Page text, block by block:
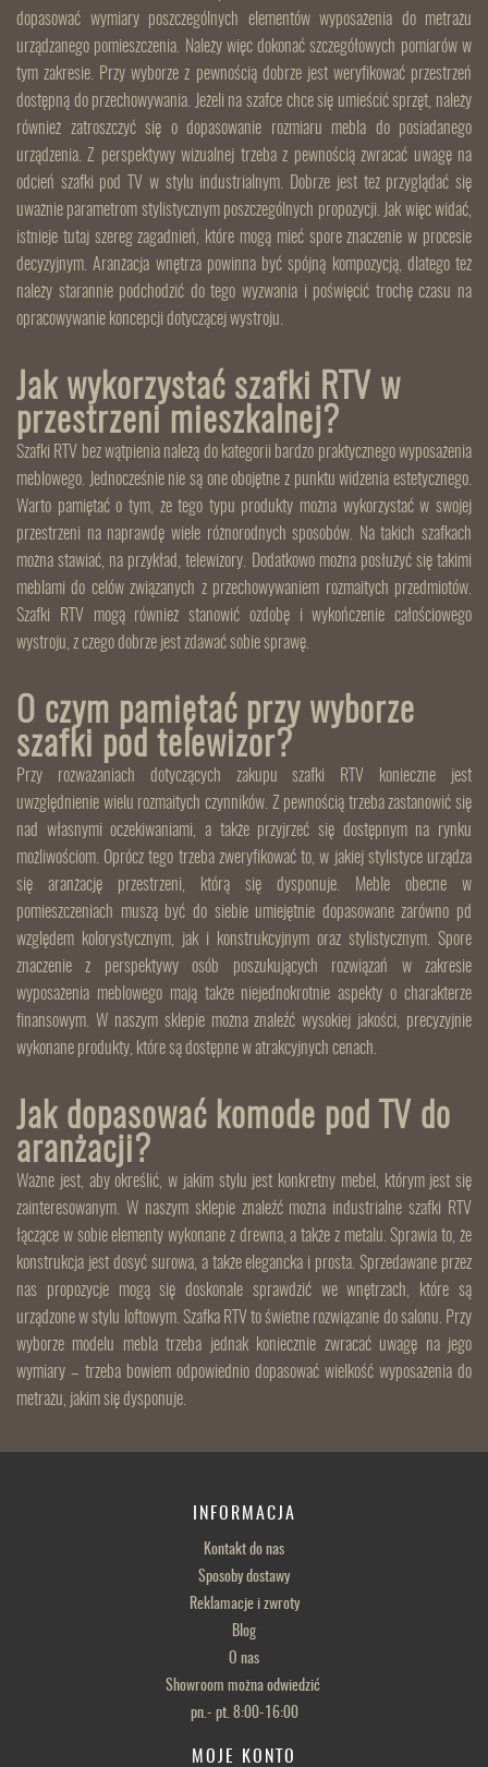
dopasować wymiary poszczególnych elementów wyposażenia do metrażu
urządzanego pomieszczenia. Należy więc dokonać szczegółowych pomiarów w
tym zakresie. Przy wyborze z pewnością dobrze jest weryfikować przestrzeń
dostępną do przechowywania. Jeżeli na szafce chce się umieścić sprzęt, należy
również zatroszczyć się o dopasowanie rozmiaru mebla do posiadanego
urządzenia. Z perspektywy wizualnej trzeba z pewnością zwracać uwagę na
odcień szafki pod TV w stylu industrialnym. Dobrze jest też przyglądać się
uważnie parametrom stylistycznym poszczególnych propozycji. Jak więc widać,
istnieje tutaj szereg zagadnień, które mogą mieć spore znaczenie w procesie
decyzyjnym. Aranżacja wnętrza powinna być spójną kompozycją, dlatego też
należy starannie podchodzić do tego wyzwania i poświęcić trochę czasu na
opracowywanie koncepcji dotyczącej wystroju.
Jak wykorzystać szafki RTV w
przestrzeni mieszkalnej?
Szafki RTV bez wątpienia należą do kategorii bardzo praktycznego wyposażenia
meblowego. Jednocześnie nie są one obojętne z punktu widzenia estetycznego.
Warto pamiętać o tym, że tego typu produkty można wykorzystać w swojej
przestrzeni na naprawdę wiele różnorodnych sposobów. Na takich szafkach
można stawiać, na przykład, telewizory. Dodatkowo można posłużyć się takimi
meblami do celów związanych z przechowywaniem rozmaitych przedmiotów.
Szafki RTV mogą również stanowić ozdobę i wykończenie całościowego
wystroju, z czego dobrze jest zdawać sobie sprawę.
O czym pamiętać przy wyborze
szafki pod telewizor?
Przy rozważaniach dotyczących zakupu szafki RTV konieczne jest
uwzględnienie wielu rozmaitych czynników. Z pewnością trzeba zastanowić się
nad własnymi oczekiwaniami, a także przyjrzeć się dostępnym na rynku
możliwościom. Oprócz tego trzeba zweryfikować to, w jakiej stylistyce urządza
się aranżację przestrzeni, którą się dysponuje. Meble obecne w
pomieszczeniach muszą być do siebie umiejętnie dopasowane zarówno pd
względem kolorystycznym, jak i konstrukcyjnym oraz stylistycznym. Spore
znaczenie z perspektywy osób poszukujących rozwiązań w zakresie
wyposażenia meblowego mają także niejednokrotnie aspekty o charakterze
finansowym. W naszym sklepie można znaleźć wysokiej jakości, precyzyjnie
wykonane produkty, które są dostępne w atrakcyjnych cenach.
Jak dopasować komode pod TV do
aranżacji?
Ważne jest, aby określić, w jakim stylu jest konkretny mebel, którym jest się
zainteresowanym. W naszym sklepie znaleźć można industrialne szafki RTV
łączące w sobie elementy wykonane z drewna, a także z metalu. Sprawia to, że
konstrukcja jest dosyć surowa, a także elegancka i prosta. Sprzedawane przez
nas propozycje mogą się doskonale sprawdzić we wnętrzach, które są
urządzone w stylu loftowym. Szafka RTV to świetne rozwiązanie do salonu. Przy
wyborze modelu mebla trzeba jednak koniecznie zwracać uwagę na jego
wymiary – trzeba bowiem odpowiednio dopasować wielkość wyposażenia do
metrażu, jakim się dysponuje.
INFORMACJA
Kontakt do nas
Sposoby dostawy
Reklamacje i zwroty
Blog
O nas
Showroom można odwiedzić
pn.- pt. 8:00-16:00
MOJE KONTO